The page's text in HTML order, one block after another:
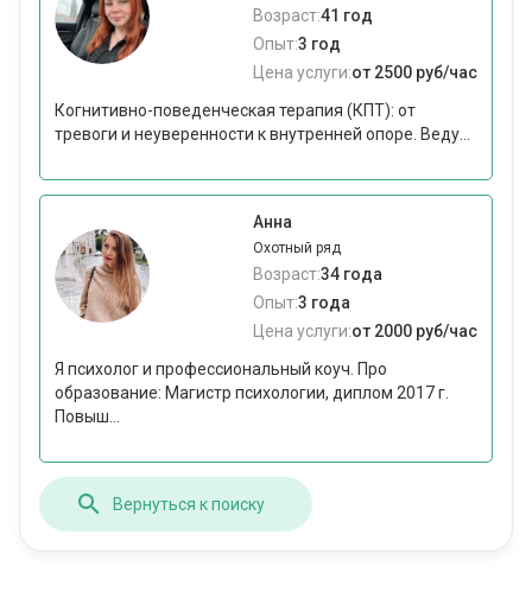
Возраст:41 год
Опыт:3 год
Цена услуги:от 2500 руб/час
Когнитивно-поведенческая терапия (КПТ): от
тревоги и неуверенности к внутренней опоре. Веду...
Анна
Охотный ряд
Возраст:34 года
Опыт:3 года
Цена услуги:от 2000 руб/час
Я психолог и профессиональный коуч. Про
образование: Магистр психологии, диплом 2017 г.
Повыш...
Вернуться к поиску